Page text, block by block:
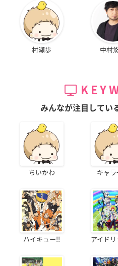
村瀬歩 中村
みんなが注目してい
ちいかわ キャ
ハイキュー!! アイド